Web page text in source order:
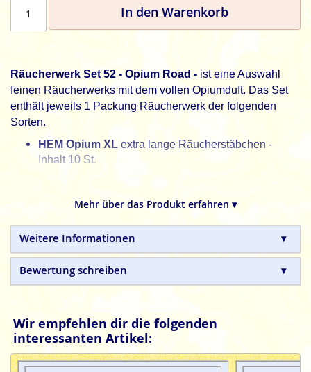
In den Warenkorb
Räucherwerk Set 52 - Opium Road - ist eine Auswahl
feinen Räucherwerks mit dem vollen Opiumduft. Das Set
enthält jeweils 1 Packung Räucherwerk der folgenden
Sorten.
HEM Opium XL extra lange Räucherstäbchen -
Inhalt 10 St.
HEM Black OpiumRäucherstäbchen - Inhalt 20 St.
SAC OpiumRäucherstäbchen - Inhalt 20 St.
Ullas Black Opium
Inhalt 25g
HEM OpiumRäucherkegel - Inhalt 10 Kgl.
Alle Räucherstäbchen und Räucherkegel im Set sind
Mehr über das Produkt erfahren ▾
Weitere Informationen
Bewertung schreiben
Wir empfehlen dir die folgenden
interessanten Artikel: